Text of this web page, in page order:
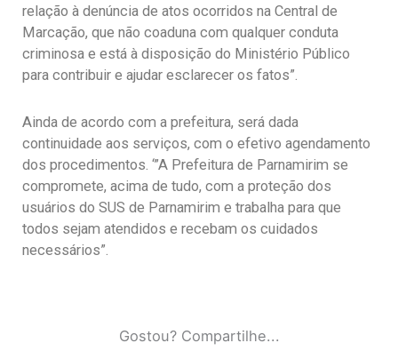
relação à denúncia de atos ocorridos na Central de
Marcação, que não coaduna com qualquer conduta
criminosa e está à disposição do Ministério Público
para contribuir e ajudar esclarecer os fatos”.
Ainda de acordo com a prefeitura, será dada
continuidade aos serviços, com o efetivo agendamento
dos procedimentos. ‘”A Prefeitura de Parnamirim se
compromete, acima de tudo, com a proteção dos
usuários do SUS de Parnamirim e trabalha para que
todos sejam atendidos e recebam os cuidados
necessários”.
Gostou? Compartilhe...